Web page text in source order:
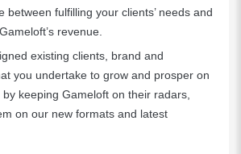
between fulfilling your clients’ needs and
revenue.
existing clients, brand and
you undertake to grow and prosper on
keeping Gameloft on their radars,
on our new formats and latest